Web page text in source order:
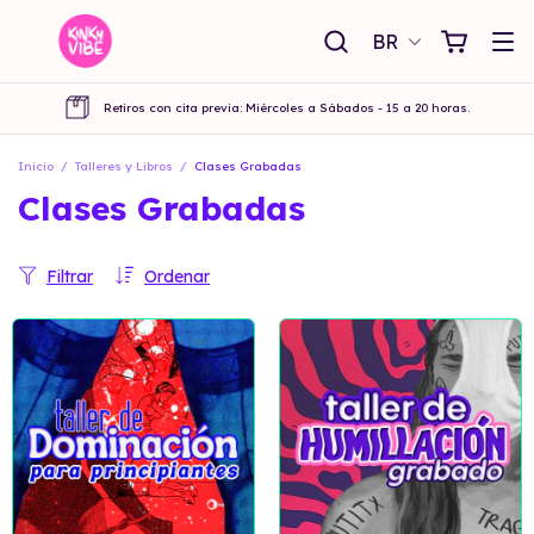
BR
Retiros con cita previa: Miércoles a Sábados - 15 a 20 horas.
Inicio / Talleres y Libros / Clases Grabadas
Clases Grabadas
Ordenar
Filtrar